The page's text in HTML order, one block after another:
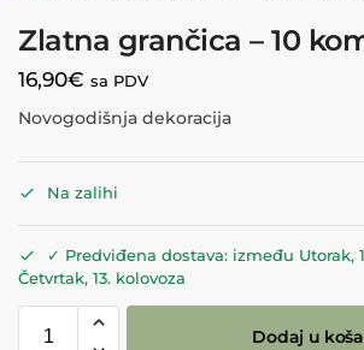
Zlatna grančica – 10
16,90€ sa PDV
Novogodišnja dekoracija
Na zalihi
✓ Predviđena dostava: između Utorak,
Četvrtak, 13. kolovoza
Dodaj u